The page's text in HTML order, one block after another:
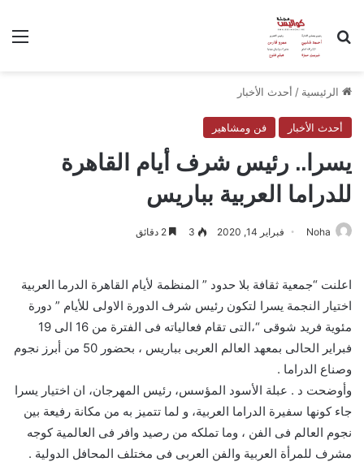
بحث عن
الرئيسية / أحدث الأخبار
أحدث الأخبار فن ومشاهير
يسرا.. رئيس شرف أيام القاهرة
للدراما العربية بباريس
Noha فبراير 14, 2020 3
اعلنت “جمعية ثقافة بلا حدود ” المنظمة لأيام القاهرة الدرما العربية
اختيار النجمة يسرا لتكون رئيس شرف الدورة الاولى للأيام ” دورة
مئوية فريد شوقى “،التى تقام فعالياته فى الفترة من 16 الى 19
فبراير الحالى بمعهد العالم العربى بباريس ، بحضور 50 من أبرز نجوم
وصناع الدراما .
وأوضحت د . عبلة الأسود المؤسس، رئيس المهرجان، ان اختيار يسرا
جاء كونها سفيرة الدراما العربية، و لما تتميز به من مكانة رفيعة بين
نجوم العالم فى الفن ، وما تملكه من رصيد وافر فى العالمية كوجه
مشرف للمرأة العربية والفن العربى فى مختلف المحافل الدولية .